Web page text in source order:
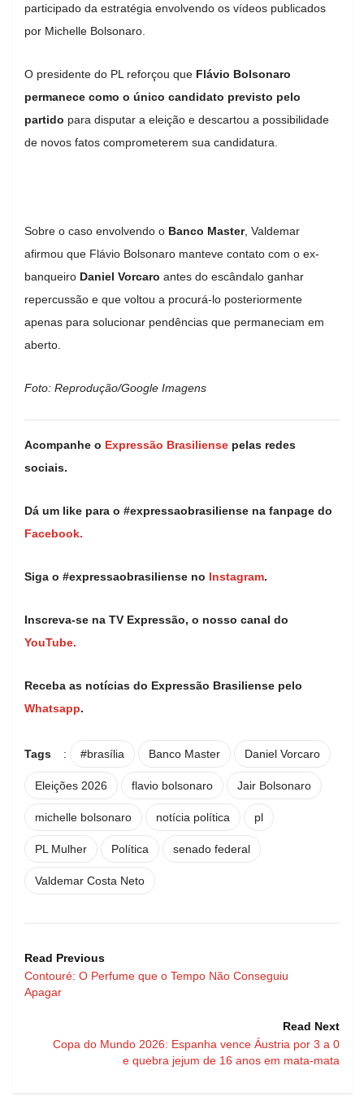
participado da estratégia envolvendo os vídeos publicados
por Michelle Bolsonaro.
O presidente do PL reforçou que Flávio Bolsonaro
permanece como o único candidato previsto pelo
partido para disputar a eleição e descartou a possibilidade
de novos fatos comprometerem sua candidatura.
Sobre o caso envolvendo o Banco Master, Valdemar
afirmou que Flávio Bolsonaro manteve contato com o ex-
banqueiro Daniel Vorcaro antes do escândalo ganhar
repercussão e que voltou a procurá-lo posteriormente
apenas para solucionar pendências que permaneciam em
aberto.
Foto: Reprodução/Google Imagens
Acompanhe o Expressão Brasiliense pelas redes
sociais.
Dá um like para o #expressaobrasiliense na fanpage do
Facebook.
Siga o #expressaobrasiliense no Instagram.
Inscreva-se na TV Expressão, o nosso canal do
YouTube.
Receba as notícias do Expressão Brasiliense pelo
Whatsapp.
Tags : #brasília Banco Master Daniel Vorcaro
Eleições 2026 flavio bolsonaro Jair Bolsonaro
michelle bolsonaro notícia política pl
PL Mulher Política senado federal
Valdemar Costa Neto
Read Previous
Contouré: O Perfume que o Tempo Não Conseguiu
Apagar
Read Next
Copa do Mundo 2026: Espanha vence Áustria por 3 a 0
e quebra jejum de 16 anos em mata-mata